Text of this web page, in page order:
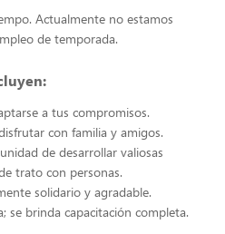
Actualmente no estamos
de temporada.
a tus compromisos.
con familia y amigos.
de desarrollar valiosas
trato con personas.
solidario y agradable.
se brinda capacitación completa.